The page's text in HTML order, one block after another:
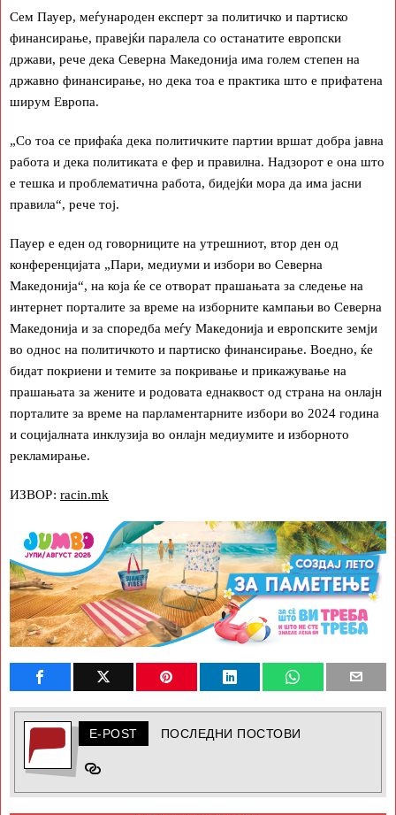
Сем Пауер, меѓународен експерт за политичко и партиско
финансирање, правејќи паралела со останатите европски
држави, рече дека Северна Македонија има голем степен на
државно финансирање, но дека тоа е практика што е прифатена
ширум Европа.
„Со тоа се прифаќа дека политичките партии вршат добра јавна
работа и дека политиката е фер и правилна. Надзорот е она што
е тешка и проблематична работа, бидејќи мора да има јасни
правила“, рече тој.
Пауер е еден од говорниците на утрешниот, втор ден од
конференцијата „Пари, медиуми и избори во Северна
Македонија“, на која ќе се отворат прашањата за следење на
интернет порталите за време на изборните кампањи во Северна
Македонија и за споредба меѓу Македонија и европските земји
во однос на политичкото и партиско финансирање. Воедно, ќе
бидат покриени и темите за покривање и прикажување на
прашањата за жените и родовата еднаквост од страна на онлајн
порталите за време на парламентарните избори во 2024 година
и социјалната инклузија во онлајн медиумите и изборното
рекламирање.
ИЗВОР: racin.mk
E-POST ПОСЛЕДНИ ПОСТОВИ